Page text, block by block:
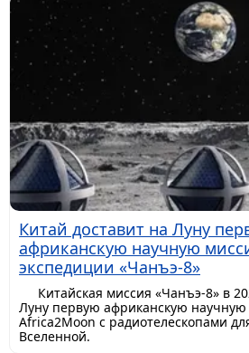
Китай доставит на Луну
африканскую научную
экспедиции «Чанъэ-8»
Китайская миссия «Чанъэ-8» в
Луну первую африканскую
Africa2Moon с радиотелескопами
Вселенной.